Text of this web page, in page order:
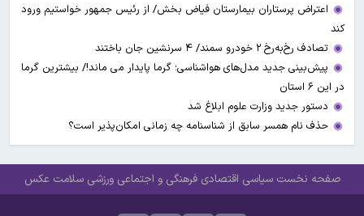
اعتراض پرستاران بیمارستان فیاض بخش/ از رئیس جمهور خواستیم ورود
کند
تصادف رخ‌به‌رخ ۲ خودرو سمند/ ۴ سرنشین جان باختند
پیش‌بینی جدید مدل‌های هواشناسی؛ گرما پایدار می ماند!/ بیشترین گرما
در این ۶ استان
دستور جدید وزارت علوم ابلاغ شد
حذف نام همسر سابق از شناسنامه چه زمانی امکان‌پذیر است؟
صفحه نخست سیاسی اقتصادی فرهنگی و اجتماعی ورزشی سلامت عکس